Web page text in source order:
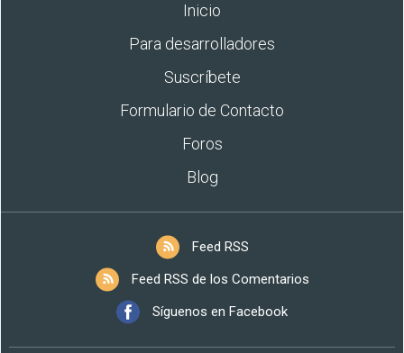
Inicio
Para desarrolladores
Suscríbete
Formulario de Contacto
Foros
Blog
Feed RSS
Feed RSS de los Comentarios
Síguenos en Facebook